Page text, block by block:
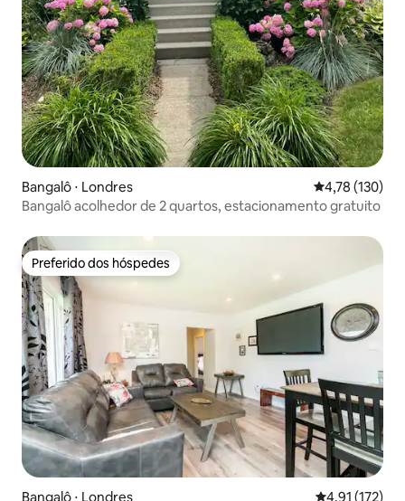
Bangalô ⋅ Londres 4,78 de uma
4,78 (130)
Bangalô acolhedor de 2 quartos, estacionamento gratuito
Preferido dos hóspedes
Preferido dos hóspedes
Bangalô ⋅ Londres 4,91 de uma
4,91 (172)